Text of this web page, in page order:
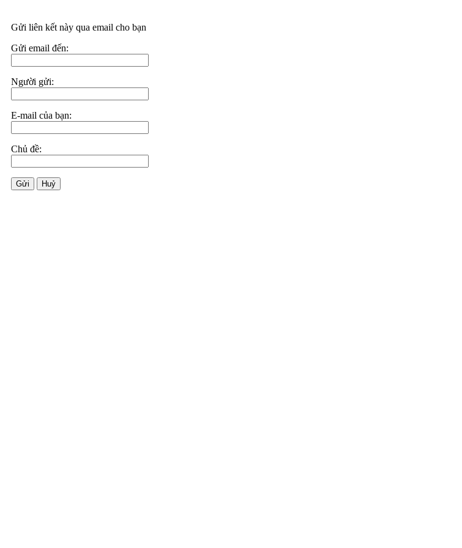
Gửi liên kết này qua email cho bạn
Gửi email đến:
Người gửi:
E-mail của bạn:
Chủ đề:
Gửi Huỷ